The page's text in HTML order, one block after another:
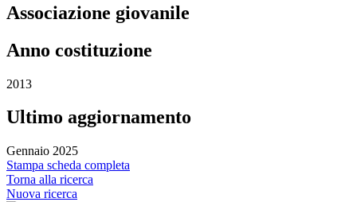
Associazione giovanile
Anno costituzione
2013
Ultimo aggiornamento
Gennaio 2025
Stampa scheda completa
Torna alla ricerca
Nuova ricerca